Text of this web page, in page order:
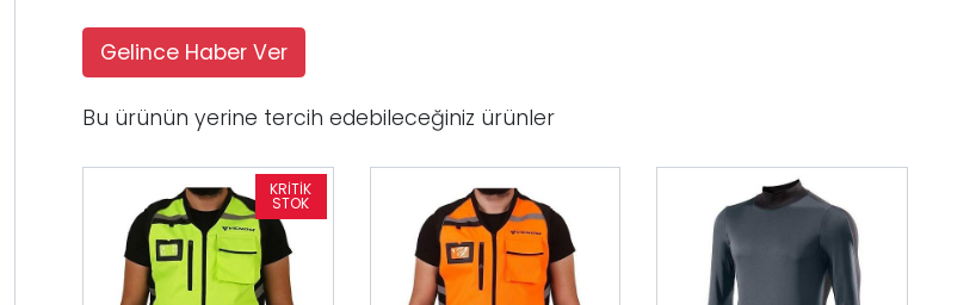
Gelince Haber Ver
Bu ürünün yerine tercih edebileceğiniz ürünler